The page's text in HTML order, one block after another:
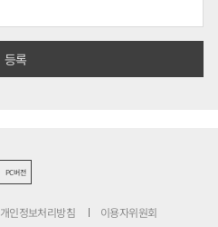
PC버전
개인정보처리방침 이용자위원회